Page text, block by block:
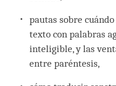
pautas sobre
texto con palabras
inteligible, y las
entre paréntesis,